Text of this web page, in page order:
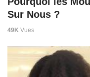
Sur Nous ?
49K Vues